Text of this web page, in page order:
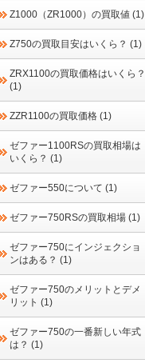
Z1000（ZR1000）の買取値 (1)
Z750の買取目安はいくら？ (1)
ZRX1100の買取価格はいくら？
(1)
ZZR1100の買取価格 (1)
ゼファー1100RSの買取相場は
いくら？ (1)
ゼファー550について (1)
ゼファー750RSの買取相場 (1)
ゼファー750にインジェクショ
ンはある？ (1)
ゼファー750のメリットとデメ
リット (1)
ゼファー750の一番新しい年式
は？ (1)